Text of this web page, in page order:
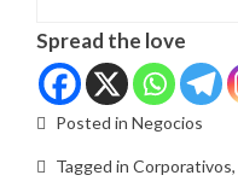
Spread the love
Posted in Negocios
Tagged in Corporativos,